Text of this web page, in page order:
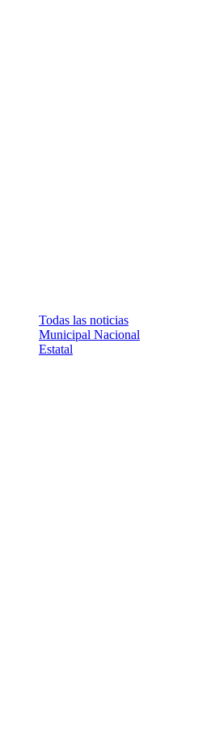
Todas las noticias
Municipal Nacional
Estatal